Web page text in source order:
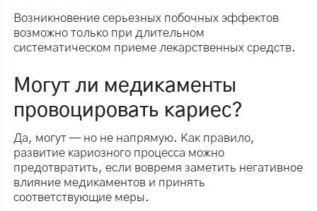
Возникновение серьезных побочных эффектов
возможно только при длительном
систематическом приеме лекарственных средств.
Могут ли медикаменты
провоцировать кариес?
Да, могут — но не напрямую. Как правило,
развитие кариозного процесса можно
предотвратить, если вовремя заметить негативное
влияние медикаментов и принять
соответствующие меры.